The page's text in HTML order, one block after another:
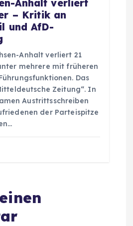
Anhalt verliert
– Kritik an
und AfD-
Anhalt verliert 21
mehrere mit früheren
Das
Zeitung“. In
Austrittsschreiben
der Parteispitze